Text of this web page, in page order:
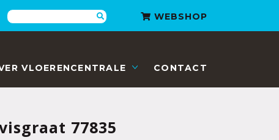
Zoeken WEBSHOP
VLOERENCENTRALE CONTACT
77835